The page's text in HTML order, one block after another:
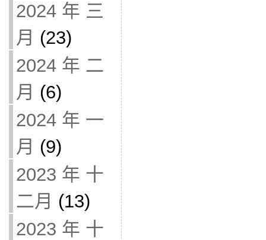
2024 年 三
月 (23)
2024 年 二
月 (6)
2024 年 一
月 (9)
2023 年 十
二月 (13)
2023 年 十